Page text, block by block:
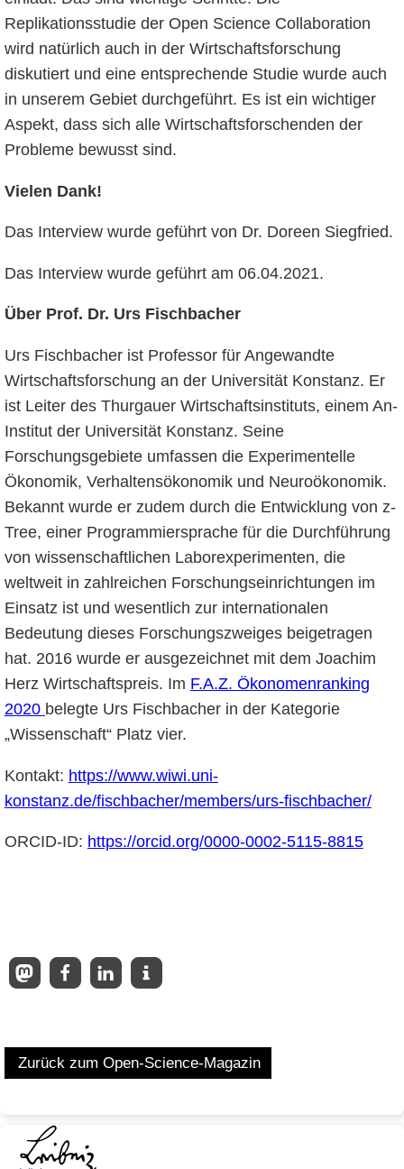
Replikationsstudie der Open Science Collaboration
wird natürlich auch in der Wirtschaftsforschung
diskutiert und eine entsprechende Studie wurde auch
in unserem Gebiet durchgeführt. Es ist ein wichtiger
Aspekt, dass sich alle Wirtschaftsforschenden der
Probleme bewusst sind.
Vielen Dank!
Das Interview wurde geführt von Dr. Doreen Siegfried.
Das Interview wurde geführt am 06.04.2021.
Über Prof. Dr. Urs Fischbacher
Urs Fischbacher ist Professor für Angewandte
Wirtschaftsforschung an der Universität Konstanz. Er
ist Leiter des Thurgauer Wirtschaftsinstituts, einem An-
Institut der Universität Konstanz. Seine
Forschungsgebiete umfassen die Experimentelle
Ökonomik, Verhaltensökonomik und Neuroökonomik.
Bekannt wurde er zudem durch die Entwicklung von z-
Tree, einer Programmiersprache für die Durchführung
von wissenschaftlichen Laborexperimenten, die
weltweit in zahlreichen Forschungseinrichtungen im
Einsatz ist und wesentlich zur internationalen
Bedeutung dieses Forschungszweiges beigetragen
hat. 2016 wurde er ausgezeichnet mit dem Joachim
Herz Wirtschaftspreis. Im F.A.Z. Ökonomenranking
2020 belegte Urs Fischbacher in der Kategorie
„Wissenschaft“ Platz vier.
Kontakt: https://www.wiwi.uni-
konstanz.de/fischbacher/members/urs-fischbacher/
ORCID-ID: https://orcid.org/0000-0002-5115-8815
Zurück zum Open-Science-Magazin